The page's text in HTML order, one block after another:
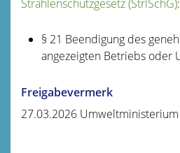
Strahlenschutzgesetz (StrlSchG):
§ 21 Beendigung des
angezeigten Betriebs oder
Freigabevermerk
27.03.2026